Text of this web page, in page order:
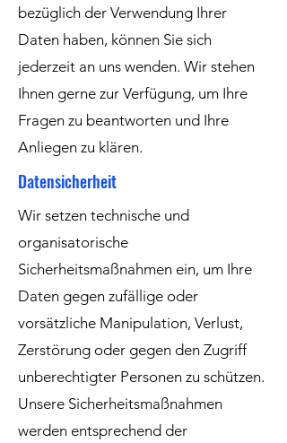
bezüglich der Verwendung Ihrer
Daten haben, können Sie sich
jederzeit an uns wenden. Wir stehen
Ihnen gerne zur Verfügung, um Ihre
Fragen zu beantworten und Ihre
Anliegen zu klären.
Datensicherheit
Wir setzen technische und
organisatorische
Sicherheitsmaßnahmen ein, um Ihre
Daten gegen zufällige oder
vorsätzliche Manipulation, Verlust,
Zerstörung oder gegen den Zugriff
unberechtigter Personen zu schützen.
Unsere Sicherheitsmaßnahmen
werden entsprechend der